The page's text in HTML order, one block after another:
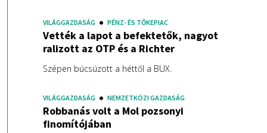
VILÁGGAZDASÁG PÉNZ- ÉS TŐKEPIAC
Vették a lapot a befektetők, nagyot
ralizott az OTP és a Richter
Szépen búcsúzott a héttől a BUX.
VILÁGGAZDASÁG NEMZETKÖZI GAZDASÁG
Robbanás volt a Mol pozsonyi
finomítójában